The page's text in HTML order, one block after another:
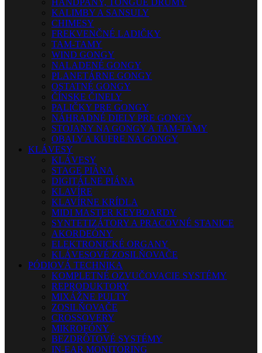
HANDPANY, TONGUE DRUMY
KALIMBY A SANSULY
CHIMESY
FREKVENČNÉ LADIČKY
TAM-TAMY
WIND GONGY
NALADENÉ GONGY
PLANETÁRNE GONGY
OSTATNÉ GONGY
ČÍNSKE ČINELY
PALIČKY PRE GONGY
NÁHRADNÉ DIELY PRE GONGY
STOJANY NA GONGY A TAM-TAMY
OBALY A KUFRE NA GONGY
KLÁVESY
KLÁVESY
STAGE PIÁNA
DIGITÁLNE PIÁNA
KLAVÍRE
KLAVÍRNE KRÍDLA
MIDI MASTER KEYBOARDY
SYNTETIZÁTORY A PRACOVNÉ STANICE
AKORDEÓNY
ELEKTRONICKÉ ORGANY
KLÁVESOVÉ ZOSILŇOVAČE
PÓDIOVÁ TECHNIKA
KOMPLETNÉ OZVUČOVACIE SYSTÉMY
REPRODUKTORY
MIXÁŽNE PULTY
ZOSILŇOVAČE
CROSSOVERY
MIKROFÓNY
BEZDRÔTOVÉ SYSTÉMY
IN-EAR MONITORING